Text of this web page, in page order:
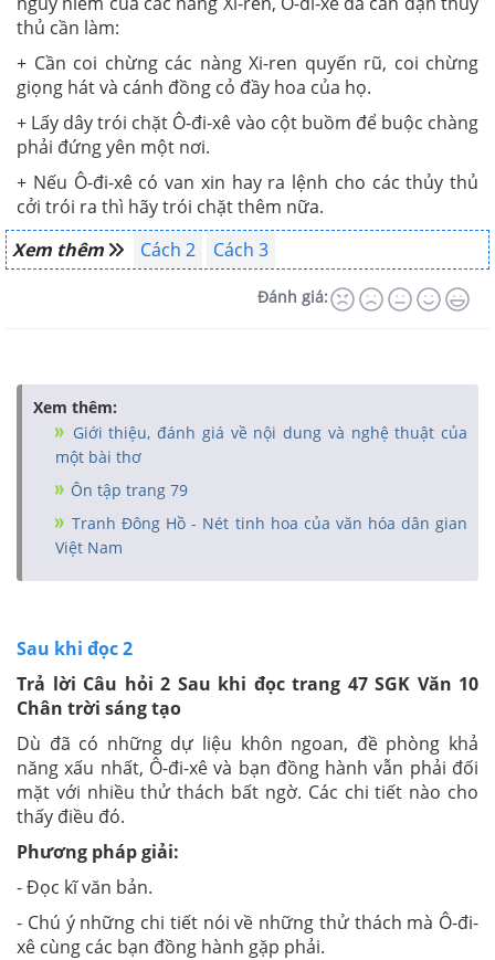
thủ cần làm:
+ Cần coi chừng các nàng Xi-ren quyến rũ, coi chừng
giọng hát và cánh đồng cỏ đầy hoa của họ.
+ Lấy dây trói chặt Ô-đi-xê vào cột buồm để buộc chàng
phải đứng yên một nơi.
+ Nếu Ô-đi-xê có van xin hay ra lệnh cho các thủy thủ
cởi trói ra thì hãy trói chặt thêm nữa.
Xem thêm
Cách 2 Cách 3
Đánh giá:
Xem thêm:
Giới thiệu, đánh giá về nội dung và nghệ thuật của
một bài thơ
Ôn tập trang 79
Tranh Đông Hồ - Nét tinh hoa của văn hóa dân gian
Việt Nam
Sau khi đọc 2
Trả lời Câu hỏi 2 Sau khi đọc trang 47 SGK Văn 10
Chân trời sáng tạo
Dù đã có những dự liệu khôn ngoan, đề phòng khả
năng xấu nhất, Ô-đi-xê và bạn đồng hành vẫn phải đối
mặt với nhiều thử thách bất ngờ. Các chi tiết nào cho
thấy điều đó.
Phương pháp giải:
- Đọc kĩ văn bản.
- Chú ý những chi tiết nói về những thử thách mà Ô-đi-
xê cùng các bạn đồng hành gặp phải.